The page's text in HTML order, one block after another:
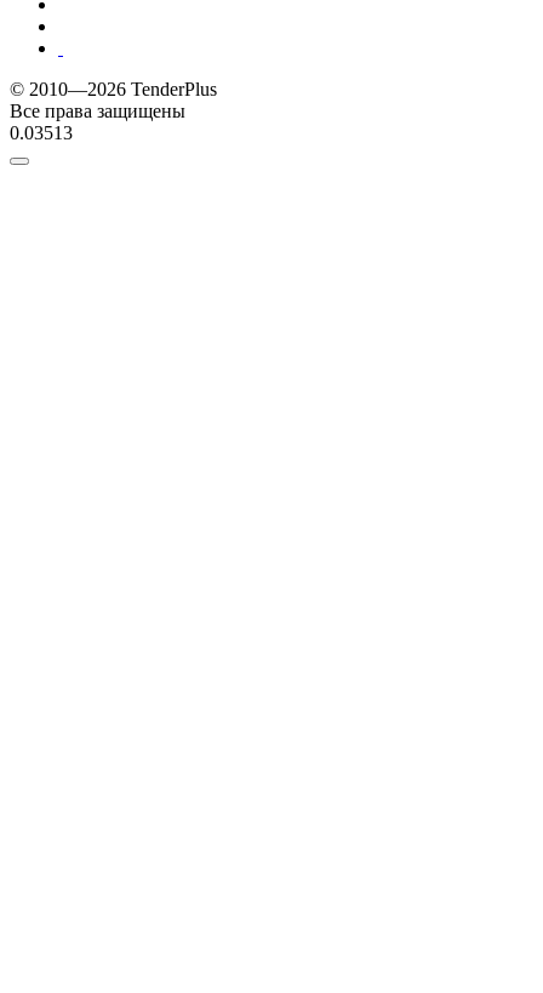
© 2010—2026 TenderPlus
Все права защищены
0.03513